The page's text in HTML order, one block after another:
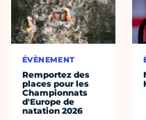
ÉVÈNEMENT
Remportez des
places pour les
Championnats
d'Europe de
natation 2026